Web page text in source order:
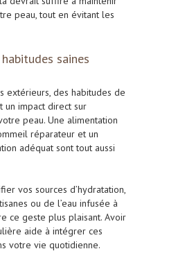
peau, tout en évitant les
saines
extérieurs, des habitudes de
un impact direct sur
peau. Une alimentation
réparateur et un
adéquat sont tout aussi
vos sources d’hydratation,
ou de l’eau infusée à
ce geste plus plaisant. Avoir
aide à intégrer ces
votre vie quotidienne.